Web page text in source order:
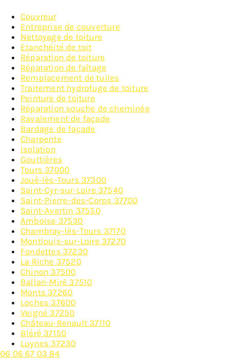
Couvreur
Entreprise de couverture
Nettoyage de toiture
Etanchéité de toit
Réparation de toiture
Réparation de faîtage
Remplacement de tuiles
Traitement hydrofuge de toiture
Peinture de toiture
Réparation souche de cheminée
Ravalement de façade
Bardage de façade
Charpente
Isolation
Gouttières
Tours 37000
Joué-lès-Tours 37300
Saint-Cyr-sur-Loire 37540
Saint-Pierre-des-Corps 37700
Saint-Avertin 37550
Amboise 37530
Chambray-lès-Tours 37170
Montlouis-sur-Loire 37270
Fondettes 37230
La Riche 37520
Chinon 37500
Ballan-Miré 37510
Monts 37260
Loches 37600
Veigné 37250
Château-Renault 37110
Bléré 37150
Luynes 37230
06 06 67 03 84